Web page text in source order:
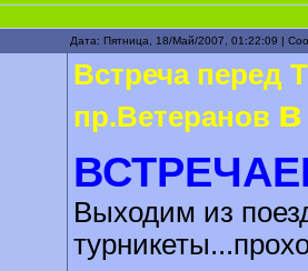
Дата: Пятница, 18/Май/2007, 01:22:09 |
Встреча перед
пр.Ветеранов
Выходим из